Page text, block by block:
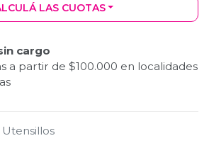
LAS CUOTAS
cargo
a partir de $100.000 en localidades
Utensillos